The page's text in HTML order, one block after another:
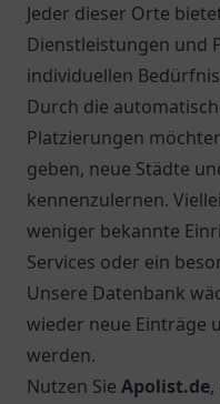
Jeder dieser Orte
Dienstleistungen und
individuellen
Durch die
Platzierungen
geben, neue Städte
kennenzulernen.
weniger bekannte
Services oder ein
Unsere Datenbank
wieder neue Einträge
werden.
Nutzen Sie Apolist.de